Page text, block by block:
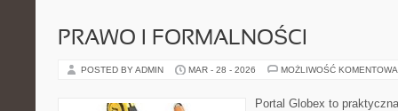
PRAWO I FORMALNOŚCI
POSTED BY ADMIN MAR - 28 - 2026 MOŻLIWOŚĆ
Portal Globex to